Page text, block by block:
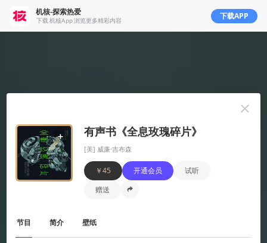
机核从2010年开始一直致力于分享游戏玩家的生活，以及深入探讨游戏相关的文化。我们开发原创的播客
以及视频节目，一直在不断寻找民间高质量的内容创作者。
我们坚信游戏不止是游戏，游戏中包含的科学，文化，历史等各个层面的知识和故事，它们同时也会辐射
到二次元甚至电影的领域，这些内容非常值得分享给热爱游戏的您。
机核-探索热爱
下载 机核App 浏览更多精彩内容 下载APP
有声书《全息玫瑰碎片》
[美] 威廉·吉布森
￥45 开通会员
试听
赠送
节目 简介 壁纸